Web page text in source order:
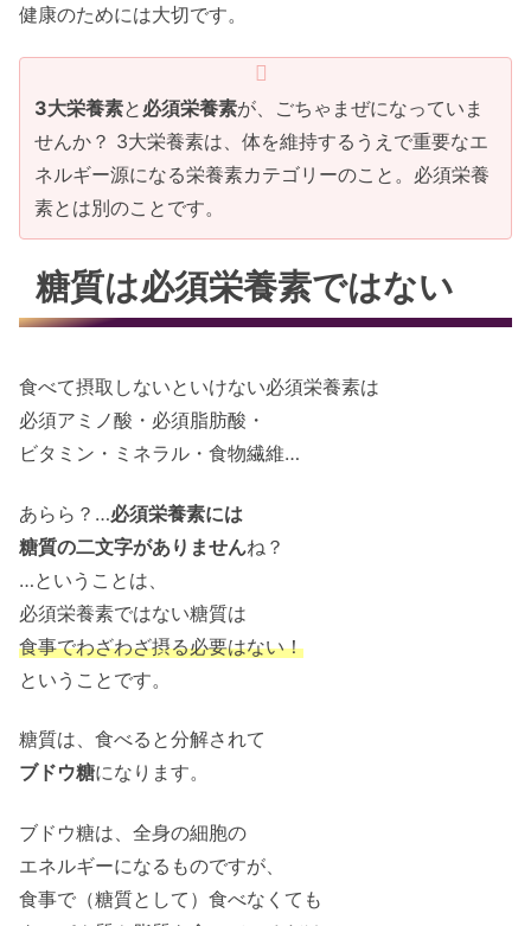
健康のためには大切です。
3大栄養素と 必須栄養素が、ごちゃまぜになっていま
せんか？ 3大栄養素は、体を維持するうえで重要なエ
ネルギー源になる栄養素カテゴリーのこと。必須栄養
素とは別のことです。
糖質は必須栄養素ではない
食べて摂取しないといけない必須栄養素は
必須アミノ酸・必須脂肪酸・
ビタミン・ミネラル・食物繊維…
あらら？…必須栄養素には
糖質の二文字がありませんね？
…ということは、
必須栄養素ではない糖質は
食事でわざわざ摂る必要はない！
ということです。
糖質は、食べると分解されて
ブドウ糖になります。
ブドウ糖は、全身の細胞の
エネルギーになるものですが、
食事で（糖質として）食べなくても